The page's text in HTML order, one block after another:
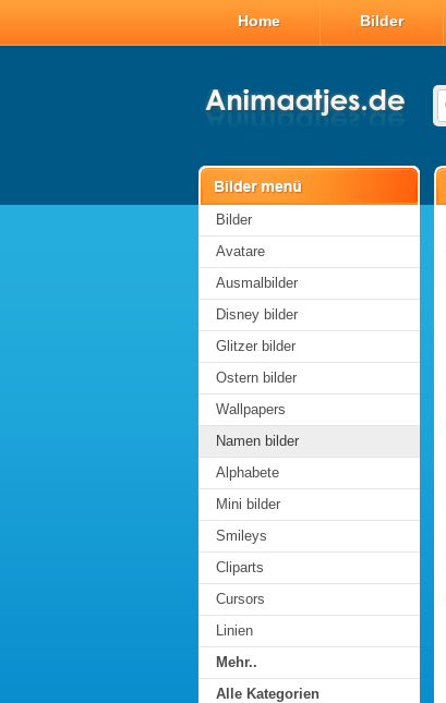
Home Bilder
Bilder
Avatare
Ausmalbilder
Disney bilder
Glitzer bilder
Ostern bilder
Wallpapers
Namen bilder
Alphabete
Mini bilder
Smileys
Cliparts
Cursors
Linien
Mehr..
Alle Kategorien